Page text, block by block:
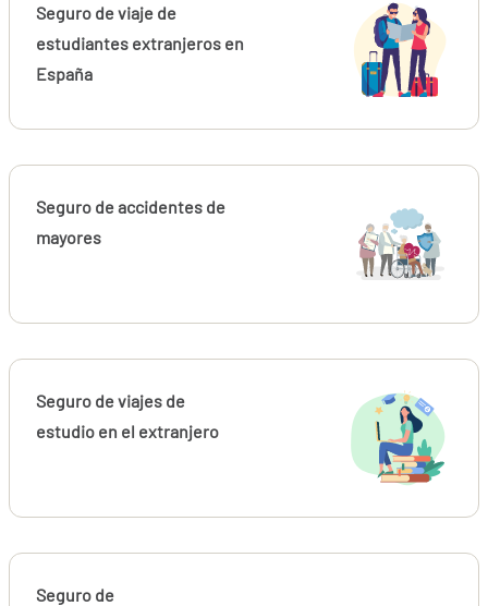
Seguro de viaje de
estudiantes extranjeros en
España
Seguro de accidentes de
mayores
Seguro de viajes de
estudio en el extranjero
Seguro de